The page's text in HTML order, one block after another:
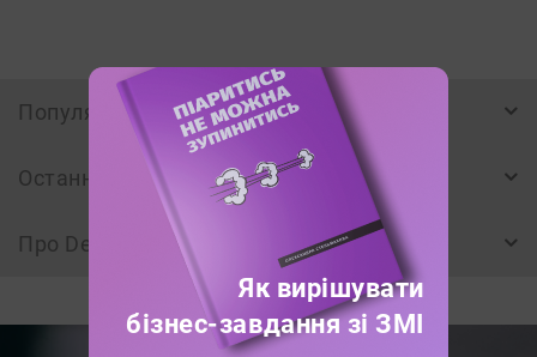
Популярне
Останнє
Про Deadline пишуть
Як вирішувати
бізнес-завдання зі ЗМІ